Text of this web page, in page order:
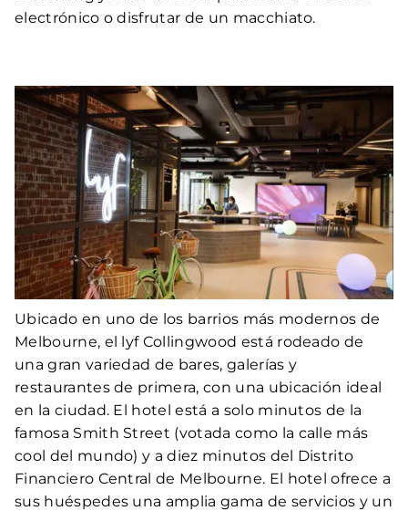
electrónico o disfrutar de un macchiato.
Ubicado en uno de los barrios más modernos de
Melbourne, el lyf Collingwood está rodeado de
una gran variedad de bares, galerías y
restaurantes de primera, con una ubicación ideal
en la ciudad. El hotel está a solo minutos de la
famosa Smith Street (votada como la calle más
cool del mundo) y a diez minutos del Distrito
Financiero Central de Melbourne. El hotel ofrece a
sus huéspedes una amplia gama de servicios y un